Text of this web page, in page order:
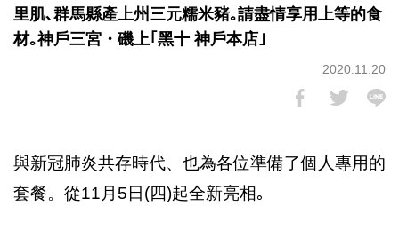
里肌､群馬縣產上州三元糯米豬｡請盡情享用上等的食
材｡神戶三宮・磯上｢黑十 神戶本店｣
2020.11.20
與新冠肺炎共存時代、也為各位準備了個人專用的
套餐。從11月5日(四)起全新亮相｡